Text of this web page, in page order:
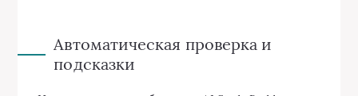
Автоматическая проверка и
подсказки